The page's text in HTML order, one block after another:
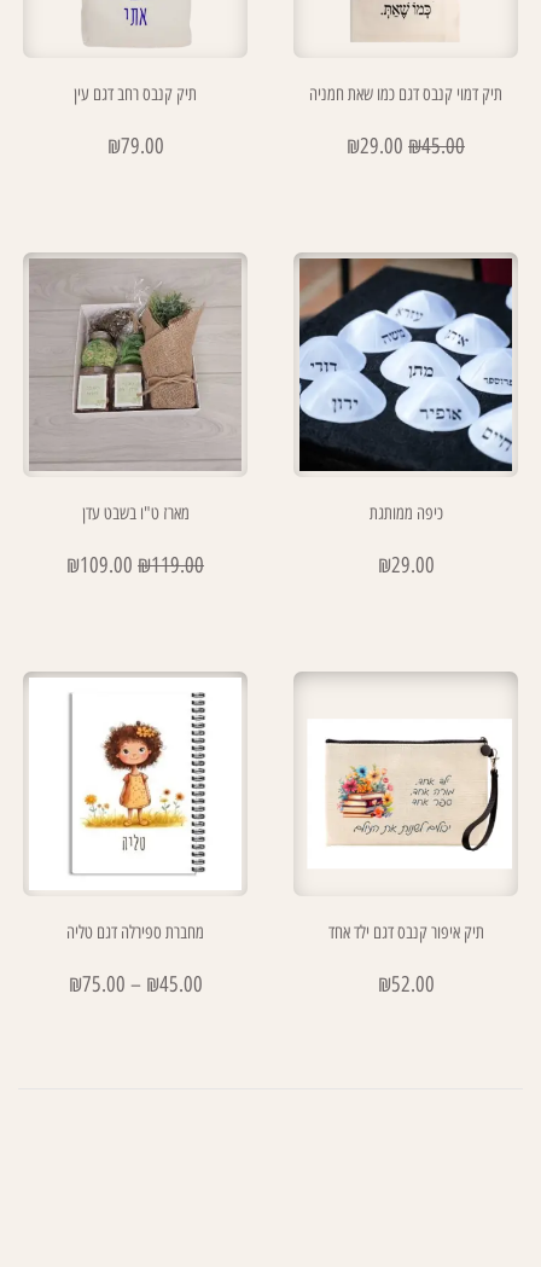
תיק דמוי קנבס דגם כמו שאת חמניה
₪45.00
₪29.00
תיק קנבס רחב דגם עין
₪79.00
כיפה ממותגת
₪29.00
מארז ט"ו בשבט עדן
₪119.00
₪109.00
תיק איפור קנבס דגם ילד אחד
₪52.00
מחברת ספירלה דגם טליה
₪45.00
–
₪75.00